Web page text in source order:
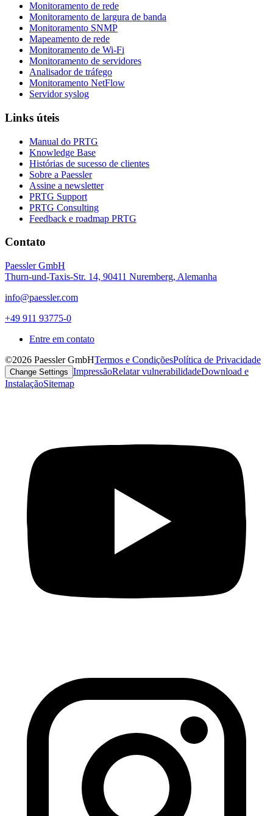
Monitoramento de rede
Monitoramento de largura de banda
Monitoramento SNMP
Mapeamento de rede
Monitoramento de Wi-Fi
Monitoramento de servidores
Analisador de tráfego
Monitoramento NetFlow
Servidor syslog
Links úteis
Manual do PRTG
Knowledge Base
Histórias de sucesso de clientes
Sobre a Paessler
Assine a newsletter
PRTG Support
PRTG Consulting
Feedback e roadmap PRTG
Contato
Paessler GmbH
Thurn-und-Taxis-Str. 14, 90411 Nuremberg, Alemanha
info@paessler.com
+49 911 93775-0
Entre em contato
©2026 Paessler GmbHTermos e CondiçõesPolítica de Privacidade
Change Settings ImpressãoRelatar vulnerabilidadeDownload e
InstalaçãoSitemap